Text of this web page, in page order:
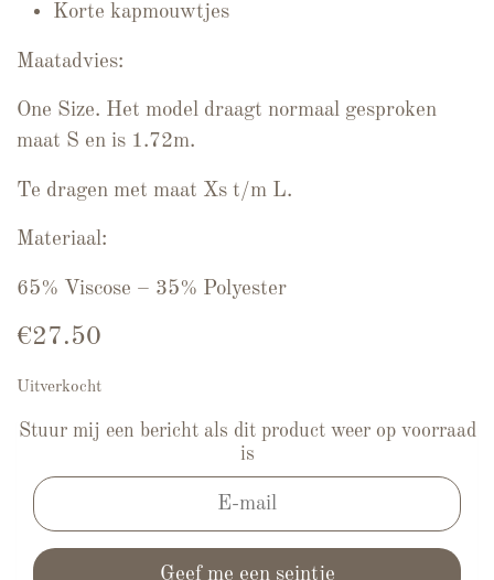
Korte kapmouwtjes
Maatadvies:
One Size. Het model draagt normaal gesproken
maat S en is 1.72m.
Te dragen met maat Xs t/m L.
Materiaal:
65% Viscose – 35% Polyester
€27.50
Uitverkocht
Stuur mij een bericht als dit product weer op voorraad
is